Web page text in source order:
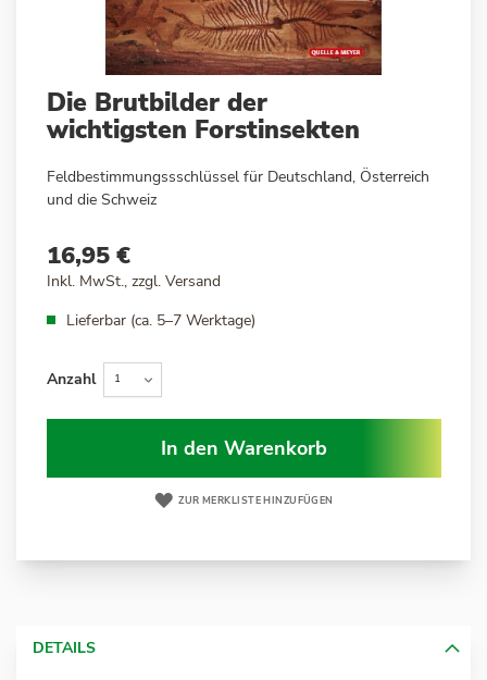
Anfang
der
springen
Die Brutbilder der
wichtigsten Forstinsekten
Feldbestimmungssschlüssel für Deutschland, Österreich
und die Schweiz
16,95 €
Inkl. MwSt., zzgl. Versand
Lieferbar (ca. 5–7 Werktage)
Anzahl
In den Warenkorb
ZUR MERKLISTE HINZUFÜGEN
DETAILS